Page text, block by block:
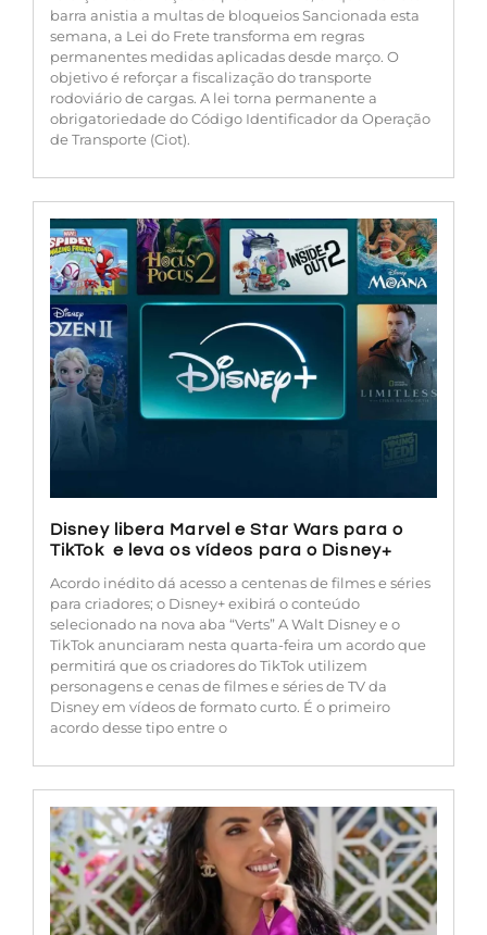
barra anistia a multas de bloqueios Sancionada esta
semana, a Lei do Frete transforma em regras
permanentes medidas aplicadas desde março. O
objetivo é reforçar a fiscalização do transporte
rodoviário de cargas. A lei torna permanente a
obrigatoriedade do Código Identificador da Operação
de Transporte (Ciot).
Disney libera Marvel e Star Wars para o
TikTok e leva os vídeos para o Disney+
Acordo inédito dá acesso a centenas de filmes e séries
para criadores; o Disney+ exibirá o conteúdo
selecionado na nova aba “Verts” A Walt Disney e o
TikTok anunciaram nesta quarta-feira um acordo que
permitirá que os criadores do TikTok utilizem
personagens e cenas de filmes e séries de TV da
Disney em vídeos de formato curto. É o primeiro
acordo desse tipo entre o